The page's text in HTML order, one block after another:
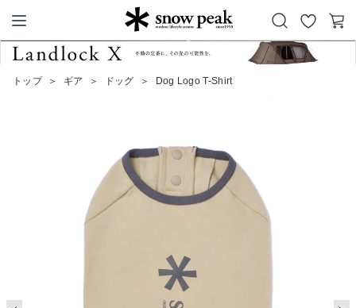
Snow Peak
お
気
カ
トップ ＞ ギア ＞ ドッグ ＞ Dog Logo T-Shirt